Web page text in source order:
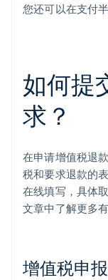
您还可以在支付
如何提
求？
在申请增值税退
税和要求退款的
在线填写，具体
文章中了解更多
增值税申